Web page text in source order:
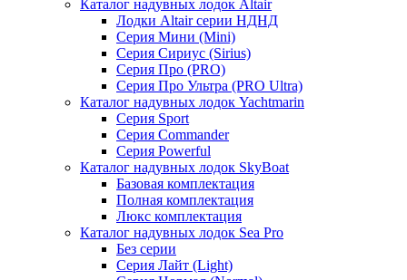
Каталог надувных лодок Altair
Лодки Altair серии НДНД
Серия Мини (Mini)
Серия Сириус (Sirius)
Серия Про (PRO)
Серия Про Ультра (PRO Ultra)
Каталог надувных лодок Yachtmarin
Серия Sport
Серия Commander
Серия Powerful
Каталог надувных лодок SkyBoat
Базовая комплектация
Полная комплектация
Люкс комплектация
Каталог надувных лодок Sea Pro
Без серии
Серия Лайт (Light)